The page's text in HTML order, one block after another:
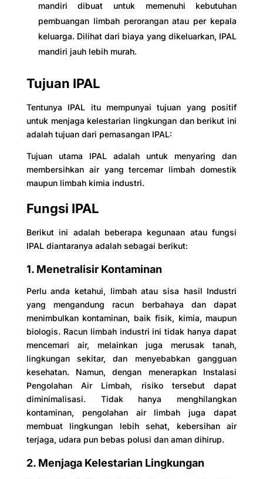
mandiri dibuat untuk memenuhi kebutuhan
pembuangan limbah perorangan atau per kepala
keluarga. Dilihat dari biaya yang dikeluarkan, IPAL
mandiri jauh lebih murah.
Tujuan IPAL
Tentunya IPAL itu mempunyai tujuan yang positif
untuk menjaga kelestarian lingkungan dan berikut ini
adalah tujuan dari pemasangan IPAL:
Tujuan utama IPAL adalah untuk menyaring dan
membersihkan air yang tercemar limbah domestik
maupun limbah kimia industri.
Fungsi IPAL
Berikut ini adalah beberapa kegunaan atau fungsi
IPAL diantaranya adalah sebagai berikut:
1. Menetralisir Kontaminan
Perlu anda ketahui, limbah atau sisa hasil Industri
yang mengandung racun berbahaya dan dapat
menimbulkan kontaminan, baik fisik, kimia, maupun
biologis. Racun limbah industri ini tidak hanya dapat
mencemari air, melainkan juga merusak tanah,
lingkungan sekitar, dan menyebabkan gangguan
kesehatan. Namun, dengan menerapkan Instalasi
Pengolahan Air Limbah, risiko tersebut dapat
diminimalisasi. Tidak hanya menghilangkan
kontaminan, pengolahan air limbah juga dapat
membuat lingkungan lebih sehat, kebersihan air
terjaga, udara pun bebas polusi dan aman dihirup.
2. Menjaga Kelestarian Lingkungan